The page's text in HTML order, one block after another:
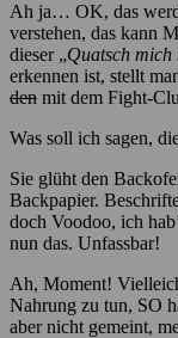
Ah ja… OK, das
verstehen, das kann
dieser „Quatsch mich
erkennen ist, stellt
den mit dem Fight-
Was soll ich sagen,
Sie glüht den
Backpapier.
doch Voodoo, ich
nun das. Unfassbar!
Ah, Moment!
Nahrung zu tun, SO
aber nicht gemeint,